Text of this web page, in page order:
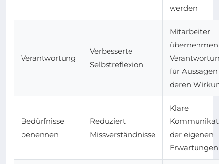
werden
Verantwortung
Verbesserte
Selbstreflexion
Mitarbeiter
übernehmen
für
deren
Bedürfnisse
benennen
Reduziert
Missverständnisse
Klare
der eigenen
Erwartungen